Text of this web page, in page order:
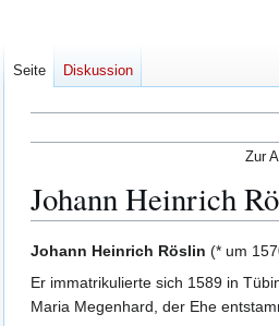
Zur
Johann Heinrich
Zur
Navigation
springen
Zur
Suche
springen
Johann Heinrich Röslin (* um
Er immatrikulierte sich 1589 in
Maria Megenhard, der Ehe
Seite Diskussion